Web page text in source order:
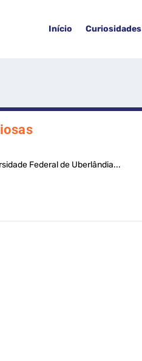
Início Curiosidades
Federal de Uberlândia...